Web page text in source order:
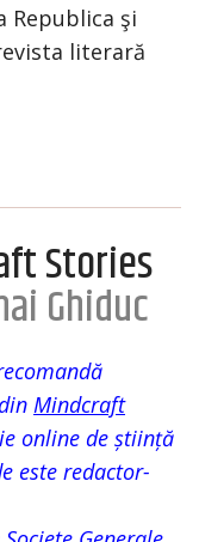
şi
literară
Stories
Ghiduc
Mindcraft
online de știință
este redactor-